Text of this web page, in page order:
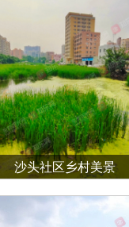
沙头社区乡村美景